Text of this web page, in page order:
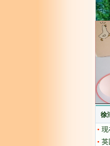
徐
• 现
• 英